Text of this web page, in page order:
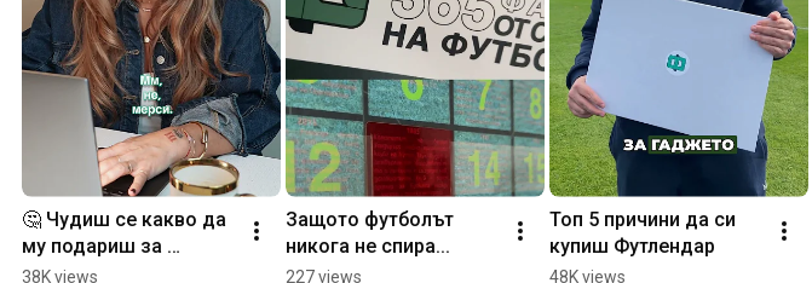
🤔 Чудиш се какво да
му подариш за
Коледа?
38K views
Защото футболът
никога не спира...
227 views
Топ 5 причини да си
купиш Футлендар
48K views